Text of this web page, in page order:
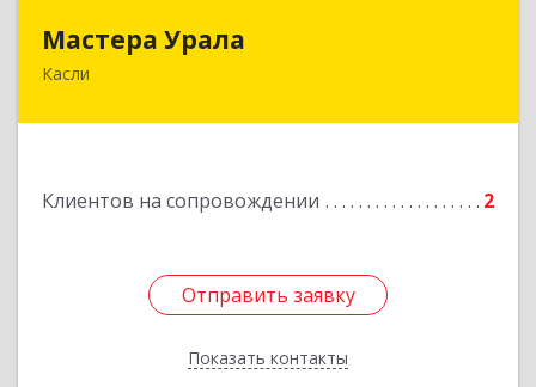
Мастера Урала
Касли
Клиентов на сопровождении 2
Отправить заявку
Показать контакты
456830, Челябинская обл., г. Касли, ул. Карла
Отправить заявку
Назад